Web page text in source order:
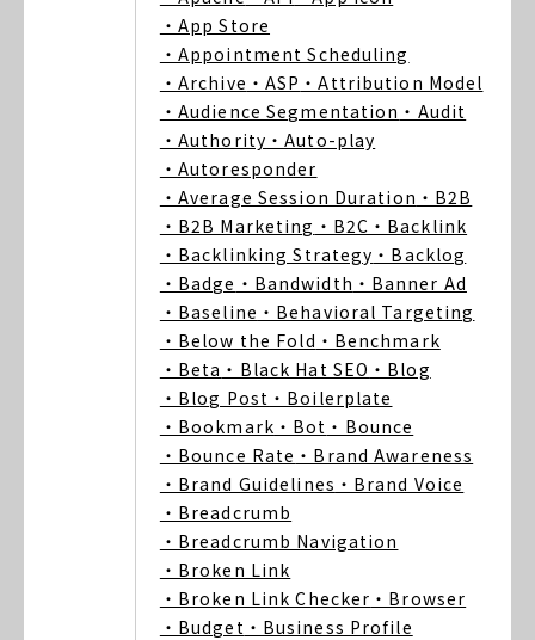
・App Store
・Appointment Scheduling
・Archive ・ASP ・Attribution Model
・Audience Segmentation ・Audit
・Authority ・Auto-play
・Autoresponder
・Average Session Duration ・B2B
・B2B Marketing ・B2C ・Backlink
・Backlinking Strategy ・Backlog
・Badge ・Bandwidth ・Banner Ad
・Baseline ・Behavioral Targeting
・Below the Fold ・Benchmark
・Beta ・Black Hat SEO ・Blog
・Blog Post ・Boilerplate
・Bookmark ・Bot ・Bounce
・Bounce Rate ・Brand Awareness
・Brand Guidelines ・Brand Voice
・Breadcrumb
・Breadcrumb Navigation
・Broken Link
・Broken Link Checker ・Browser
・Budget ・Business Profile